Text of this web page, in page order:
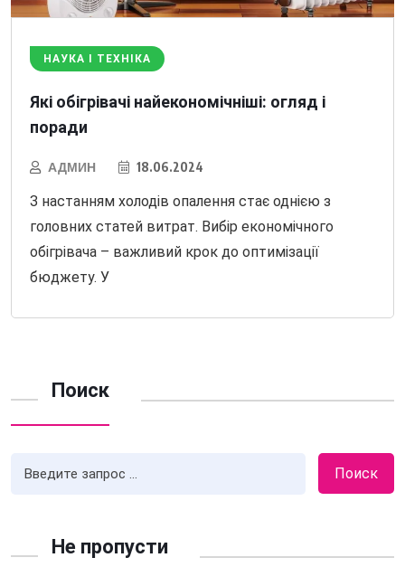
НАУКА І ТЕХНІКА
Які обігрівачі найекономічніші: огляд і
поради
АДМИН 18.06.2024
З настанням холодів опалення стає однією з
головних статей витрат. Вибір економічного
обігрівача – важливий крок до оптимізації
бюджету. У
Поиск
Поиск
Не пропусти